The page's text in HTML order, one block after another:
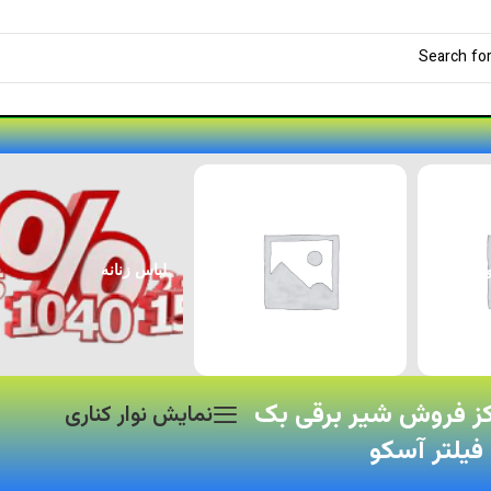
لوازم جانبی پژو ۲۰۷ لوازم جانبی خودرو
فروش شیر برقی بک
فیلتر آسکو
نمایش نوار کناری